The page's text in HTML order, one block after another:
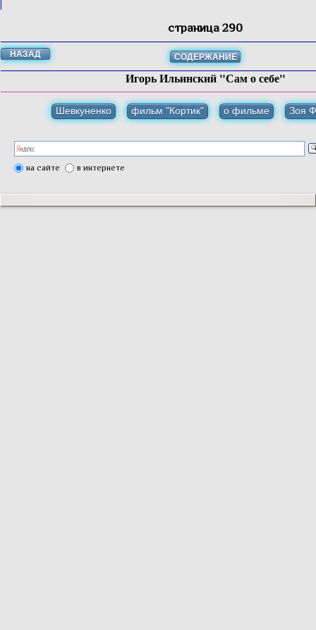
страница 290
НАЗАД СОДЕРЖАНИЕ
Игорь Ильинский "Сам о себе"
Шевкуненко фильм "Кортик" о фильме Зоя
на сайте в интернете